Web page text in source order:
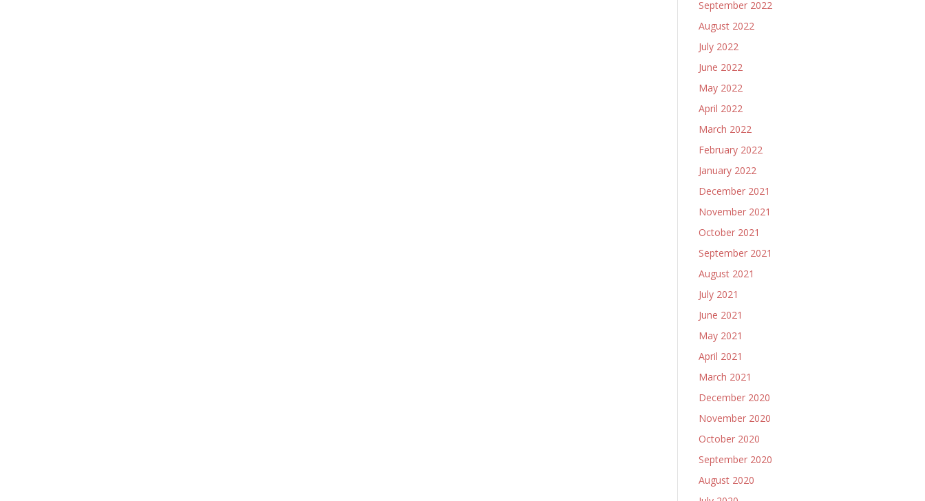
September 2022
August 2022
July 2022
June 2022
May 2022
April 2022
March 2022
February 2022
January 2022
December 2021
November 2021
October 2021
September 2021
August 2021
July 2021
June 2021
May 2021
April 2021
March 2021
December 2020
November 2020
October 2020
September 2020
August 2020